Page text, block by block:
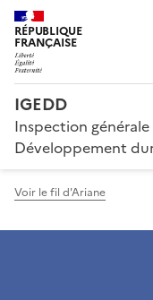
RÉPUBLIQUE
FRANÇAISE
IGEDD
Inspection
Développement
Voir le fil d'Ariane